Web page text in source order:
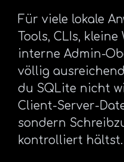
Für viele lokale
Tools, CLIs, kleine
interne Admin-
völlig
du SQLite nicht
Client-Server-
sondern
kontrolliert hältst.